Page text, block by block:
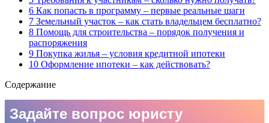
6 Как попасть в программу – первые реальные шаги
7 Земельный участок – как стать владельцем бесплатно?
8 Помощь для строительства – порядок получения и
распоряжения
9 Покупка жилья – условия кредитной ипотеки
10 Оформление ипотеки – как действовать?
Содержание